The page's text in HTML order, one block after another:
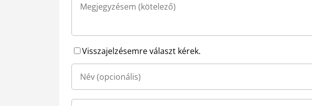
Visszajelzésemre választ kérek.